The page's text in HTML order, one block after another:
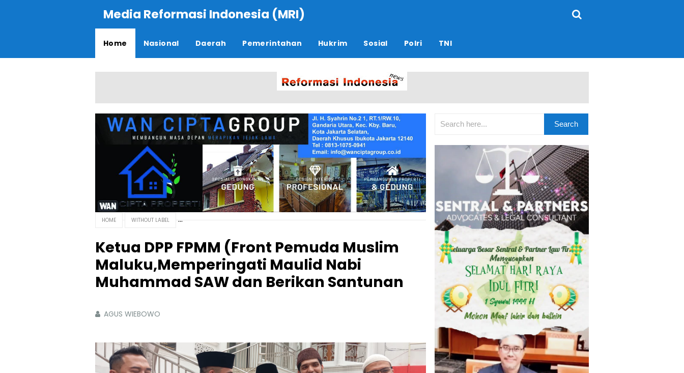
Media Reformasi Indonesia (MRI)
Home Nasional Daerah Pemerintahan Hukrim Sosial Polri TNI
HOME WITHOUT LABEL
Ketua DPP FPMM (Front Pemuda Muslim
Maluku,Memperingati Maulid Nabi
Muhammad SAW dan Berikan Santunan
AGUS WIEBOWO